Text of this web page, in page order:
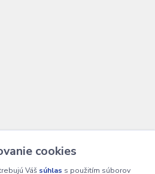
cookies
Váš súhlas s použitím súborov